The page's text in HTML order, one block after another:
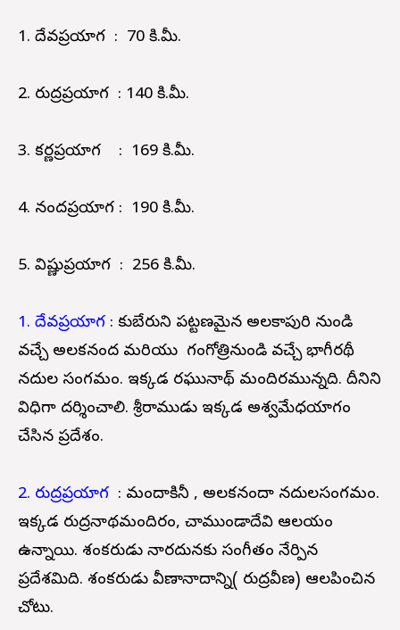
1. దేవప్రయాగ : 70 కి.మీ.
2. రుద్రప్రయాగ : 140 కి.మీ.
3. కర్ణప్రయాగ : 169 కి.మీ.
4. నందప్రయాగ : 190 కి.మీ.
5. విష్ణుప్రయాగ : 256 కి.మీ.
1. దేవప్రయాగ : కుబేరుని పట్టణమైన అలకాపురి నుండి
వచ్చే అలకనంద మరియు గంగోత్రినుండి వచ్చే భాగీరథీ
నదుల సంగమం. ఇక్కడ రఘునాథ్ మందిరమున్నది. దీనిని
విధిగా దర్శించాలి. శ్రీరాముడు ఇక్కడ అశ్వమేధయాగం
చేసిన ప్రదేశం.
2. రుద్రప్రయాగ : మందాకినీ , అలకనందా నదులసంగమం.
ఇక్కడ రుద్రనాథమందిరం, చాముండాదేవి ఆలయం
ఉన్నాయి. శంకరుడు నారదునకు సంగీతం నేర్పిన
ప్రదేశమిది. శంకరుడు వీణానాదాన్ని( రుద్రవీణ) ఆలపించిన
చోటు.